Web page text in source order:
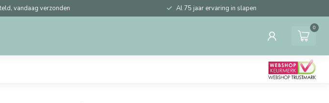
vandaag verzonden Al 75 jaar ervaring in slapen
0